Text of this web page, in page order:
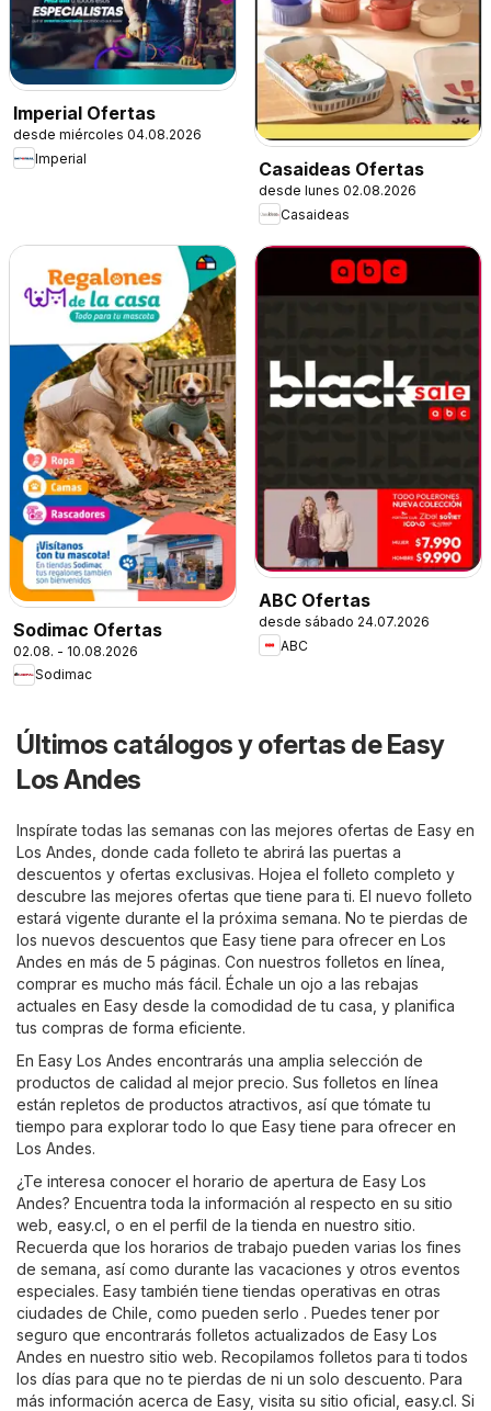
Imperial Ofertas
desde miércoles 04.08.2026
Imperial
Casaideas Ofertas
desde lunes 02.08.2026
Casaideas
Sodimac Ofertas
02.08. - 10.08.2026
Sodimac
ABC Ofertas
desde sábado 24.07.2026
ABC
Últimos catálogos y ofertas de Easy
Los Andes
Inspírate todas las semanas con las mejores ofertas de Easy en
Los Andes, donde cada folleto te abrirá las puertas a
descuentos y ofertas exclusivas. Hojea el folleto completo y
descubre las mejores ofertas que tiene para ti. El nuevo folleto
estará vigente durante el la próxima semana. No te pierdas de
los nuevos descuentos que Easy tiene para ofrecer en Los
Andes en más de 5 páginas. Con nuestros folletos en línea,
comprar es mucho más fácil. Échale un ojo a las rebajas
actuales en Easy desde la comodidad de tu casa, y planifica
tus compras de forma eficiente.
En Easy Los Andes encontrarás una amplia selección de
productos de calidad al mejor precio. Sus folletos en línea
están repletos de productos atractivos, así que tómate tu
tiempo para explorar todo lo que Easy tiene para ofrecer en
Los Andes.
¿Te interesa conocer el horario de apertura de Easy Los
Andes? Encuentra toda la información al respecto en su sitio
web, easy.cl , o en el perfil de la tienda en nuestro sitio.
Recuerda que los horarios de trabajo pueden varias los fines
de semana, así como durante las vacaciones y otros eventos
especiales. Easy también tiene tiendas operativas en otras
ciudades de Chile, como pueden serlo . Puedes tener por
seguro que encontrarás folletos actualizados de Easy Los
Andes en nuestro sitio web. Recopilamos folletos para ti todos
los días para que no te pierdas de ni un solo descuento. Para
más información acerca de Easy, visita su sitio oficial, easy.cl. Si